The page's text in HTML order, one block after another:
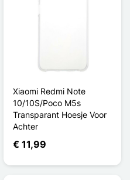
Xiaomi Redmi Note
10/10S/Poco M5s
Transparant Hoesje Voor
Achter
€ 11,99